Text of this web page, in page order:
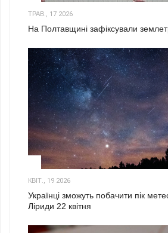
ТРАВ., 17 2026
На Полтавщині зафіксували
КВІТ., 19 2026
Українці зможуть побачити пік
Ліриди 22 квітня